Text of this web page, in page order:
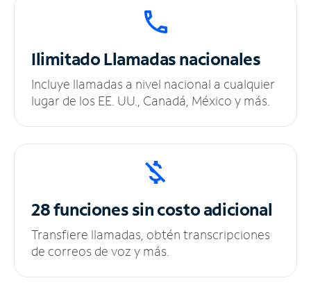
IlimitadoLlamadas nacionales
Incluye llamadas a nivel nacional a cualquier
lugar de los EE. UU., Canadá, México y más.
28 funciones sincosto adicional
Transfiere llamadas, obtén transcripciones
de correos de voz y más.